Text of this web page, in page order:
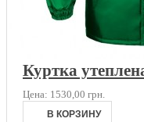
Куртка
Цена: 1530,00 грн.